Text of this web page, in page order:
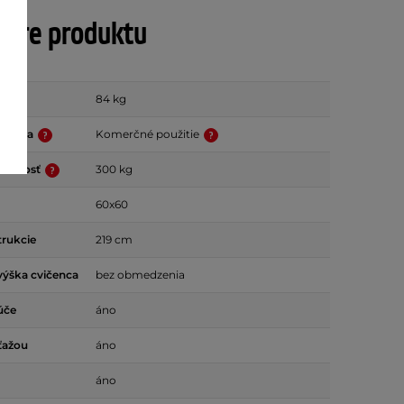
produktu
84 kg
Komerčné použitie
300 kg
60x60
219 cm
cvičenca bez obmedzenia
áno
áno
áno